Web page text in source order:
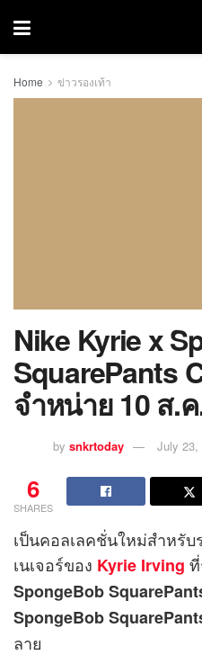
Home ข่าวรองเท้า
Nike Kyrie x
SquarePants
จำหน่าย 10 ส.
by snkrtoday July 23,
6
SHARES
เป็นคอลเลคชั่นใหม่สำหรับ
เนเจอร์ของ Kyrie Irving
SpongeBob
SpongeBob
ลาย